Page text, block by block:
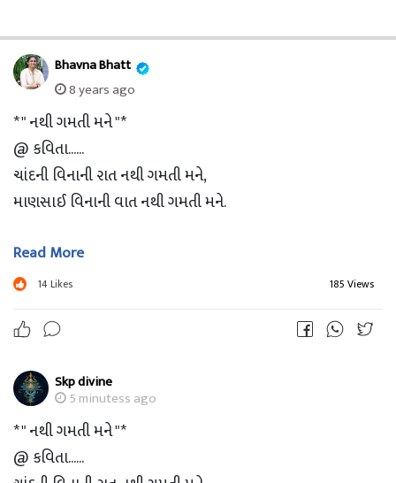
Bhavna Bhatt
8 years ago
* " નથી ગમતી મને "*
@ કવિતા......
ચાંદની વિનાની રાત નથી ગમતી મને,
માણસાઈ વિનાની વાત નથી ગમતી મને.
હાથીના દાંત બતાવવાના જુદા અને ચાવવાના જુદા,
બદલાતા ચેહરા ની જાત નથી ગમતી મને.
અણમોલ જીંદગી ની ક્ષણોને કેમ વેડફી નાખુ???
મહેનત નો પરસેવો સૂકાવા નથી દેવો,
દોડતા રહેવા દો નિરાંત નથી ગમતી મને.
Read More
14Likes 185 Views
Skp divine
5 minutess ago
* " નથી ગમતી મને "*
@ કવિતા......